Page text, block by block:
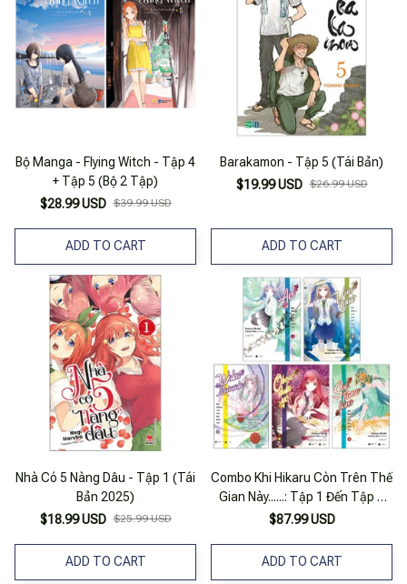
Bộ Manga - Flying Witch - Tập 4
+ Tập 5 (Bộ 2 Tập)
$28.99 USD $39.99 USD
ADD TO CART
Barakamon - Tập 5 (Tái Bản)
$19.99 USD $26.99 USD
ADD TO CART
Nhà Có 5 Nàng Dâu - Tập 1 (Tái
Bản 2025)
$18.99 USD $25.99 USD
ADD TO CART
Combo Khi Hikaru Còn Trên Thế
Gian Này......: Tập 1 Đến Tập 5
(bộ 5 Tập)
$87.99 USD
ADD TO CART